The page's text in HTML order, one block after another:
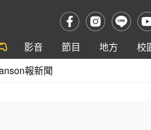
影音 節目 地方
校
報新聞